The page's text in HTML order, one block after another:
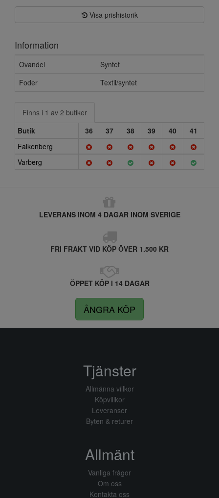
Visa prishistorik
Information
Ovandel
Syntet
Foder
Textil/syntet
Finns i 1 av 2 butiker
Butik
36 37 38 39 40
41
Falkenberg
Varberg
LEVERANS INOM 4 DAGAR INOM SVERIGE
FRI FRAKT VID KÖP ÖVER 1.500 KR
ÖPPET KÖP I 14 DAGAR
ÅNGRA KÖP
Tjänster
Allmänna villkor
Köpvillkor
Leveranser
Byten & returer
Allmänt
Vanliga frågor
Om oss
Kontakta oss